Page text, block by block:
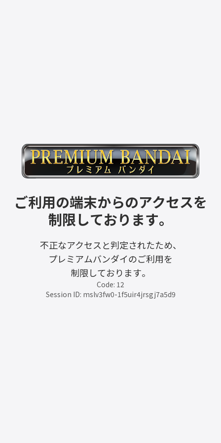
ご利用の端末からのアクセスを
制限しております。
不正なアクセスと判定されたため、
プレミアムバンダイのご利用を
制限しております。
Code: 12
Session ID: mslv3fw0-1f5uir4jrsgj7a5d9